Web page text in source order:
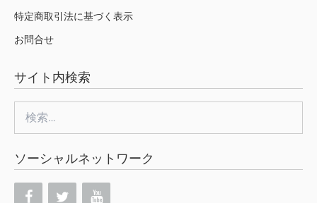
特定商取引法に基づく表示
お問合せ
サイト内検索
索:
ソーシャルネットワーク